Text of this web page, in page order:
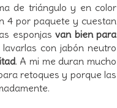
de triángulo y en color
4 por paquete y cuestan
esponjasvan bien para
con jabón neutro
. A mi me duran mucho
retoques y porque las